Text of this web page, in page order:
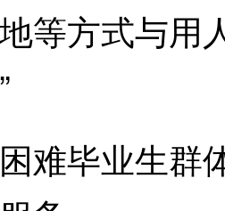
等方式与用
毕业生群